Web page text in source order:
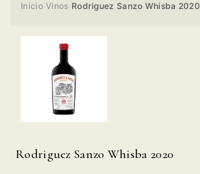
Inicio›Vinos Rodriguez Sanzo Whisba 2020
producto
Rodriguez Sanzo Whisba 2020